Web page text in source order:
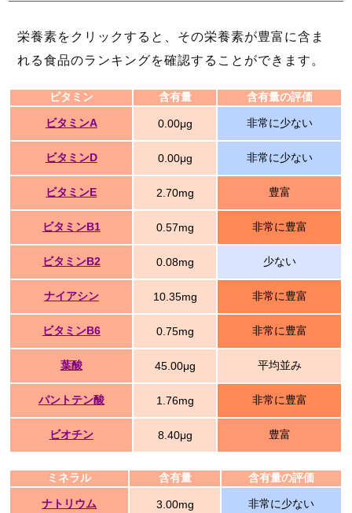
栄養素をクリックすると、その栄養素が豊富に含ま
れる食品のランキングを確認することができます。
ビタミン 含有量 含有量の評価
ビタミンA 0.00μg 非常に少ない
ビタミンD 0.00μg 非常に少ない
ビタミンE 2.70mg 豊富
ビタミンB1 0.57mg 非常に豊富
ビタミンB2 0.08mg 少ない
ナイアシン 10.35mg 非常に豊富
ビタミンB6 0.75mg 非常に豊富
葉酸 45.00μg 平均並み
パントテン酸 1.76mg 非常に豊富
ビオチン 8.40μg 豊富
ミネラル 含有量 含有量の評価
ナトリウム 3.00mg 非常に少ない